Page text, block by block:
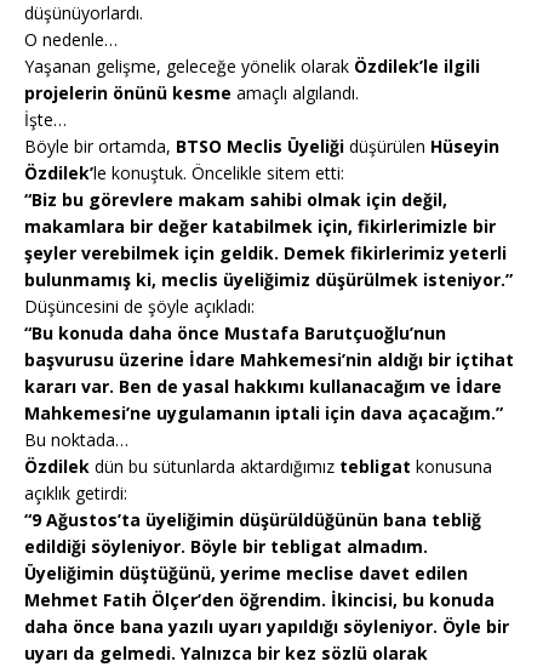
düşünüyorlardı.
O nedenle…
Yaşanan gelişme, geleceğe yönelik olarak Özdilek’le ilgili
projelerin önünü kesme amaçlı algılandı.
İşte…
Böyle bir ortamda, BTSO Meclis Üyeliği düşürülen Hüseyin
Özdilek’le konuştuk. Öncelikle sitem etti:
“Biz bu görevlere makam sahibi olmak için değil,
makamlara bir değer katabilmek için, fikirlerimizle bir
şeyler verebilmek için geldik. Demek fikirlerimiz yeterli
bulunmamış ki, meclis üyeliğimiz düşürülmek isteniyor.”
Düşüncesini de şöyle açıkladı:
“Bu konuda daha önce Mustafa Barutçuoğlu’nun
başvurusu üzerine İdare Mahkemesi’nin aldığı bir içtihat
kararı var. Ben de yasal hakkımı kullanacağım ve İdare
Mahkemesi’ne uygulamanın iptali için dava açacağım.”
Bu noktada…
Özdilek dün bu sütunlarda aktardığımız tebligat konusuna
açıklık getirdi:
“9 Ağustos’ta üyeliğimin düşürüldüğünün bana tebliğ
edildiği söyleniyor. Böyle bir tebligat almadım.
Üyeliğimin düştüğünü, yerime meclise davet edilen
Mehmet Fatih Ölçer’den öğrendim. İkincisi, bu konuda
daha önce bana yazılı uyarı yapıldığı söyleniyor. Öyle bir
uyarı da gelmedi. Yalnızca bir kez sözlü olarak